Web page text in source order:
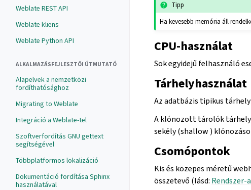
Weblate REST API
Weblate kliens
Weblate Python API
ALKALMAZÁSFEJLESZTŐI ÚTMUTATÓ
Alapelvek a nemzetközi
fordíthatósághoz
Migrating to Weblate
Integráció a Weblate-tel
Szoftverfordítás GNU gettext
segítségével
Többplatformos lokalizáció
Dokumentáció fordítása Sphinx
használatával
Tipp
Ha kevesebb memória áll
CPU-használat
Sok egyidejű felhasználó
Tárhelyhasználat
Az adatbázis tipikus
A klónozott tárolók
sekély (shallow )
Csomópontok
Kis és közepes méretű
összetevő (lásd: